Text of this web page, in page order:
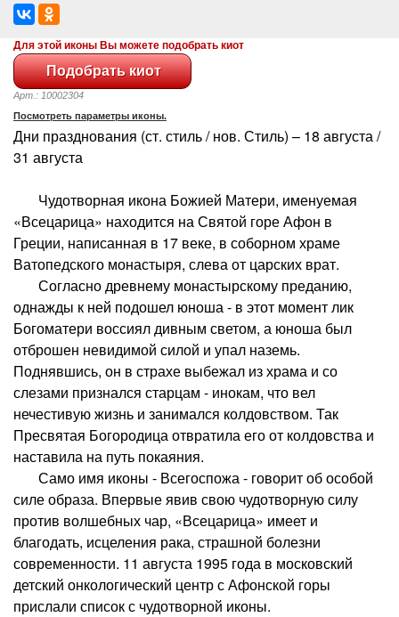
Для этой иконы Вы можете подобрать киот
Арт.: 10002304
Посмотреть параметры иконы.
Дни празднования (ст. стиль / нов. Стиль) – 18 августа /
31 августа
Чудотворная икона Божией Матери, именуемая
«Всецарица» находится на Святой горе Афон в
Греции, написанная в 17 веке, в соборном храме
Ватопедского монастыря, слева от царских врат.
Согласно древнему монастырскому преданию,
однажды к ней подошел юноша - в этот момент лик
Богоматери воссиял дивным светом, а юноша был
отброшен невидимой силой и упал наземь.
Поднявшись, он в страхе выбежал из храма и со
слезами признался старцам - инокам, что вел
нечестивую жизнь и занимался колдовством. Так
Пресвятая Богородица отвратила его от колдовства и
наставила на путь покаяния.
Само имя иконы - Всегоспожа - говорит об особой
силе образа. Впервые явив свою чудотворную силу
против волшебных чар, «Всецарица» имеет и
благодать, исцеления рака, страшной болезни
современности. 11 августа 1995 года в московский
детский онкологический центр с Афонской горы
прислали список с чудотворной иконы.